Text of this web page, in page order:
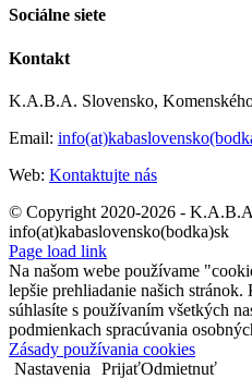
Sociálne siete
Kontakt
K.A.B.A. Slovensko,
Email:
Web: Kontaktujte nás
© Copyright 2020-2026 -
info(at)kabaslovensko(bodka)sk
Page load link
Na našom webe používame
lepšie prehliadanie našich
súhlasíte s používaním všetkých
podmienkach spracúvania
Zásady používania cookies
Nastavenia
PrijaťOdmietnuť